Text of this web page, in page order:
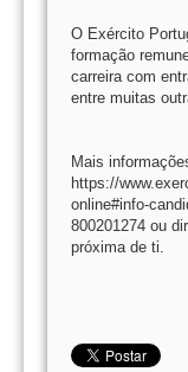
O Exército
formação
carreira com
entre muitas
Mais
https://
online#info-
800201274 ou
próxima de ti.